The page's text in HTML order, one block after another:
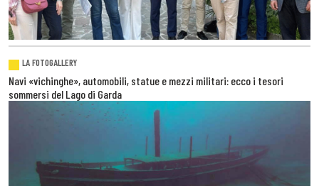
LA FOTOGALLERY
Navi «vichinghe», automobili, statue e mezzi militari: ecco i tesori
sommersi del Lago di Garda